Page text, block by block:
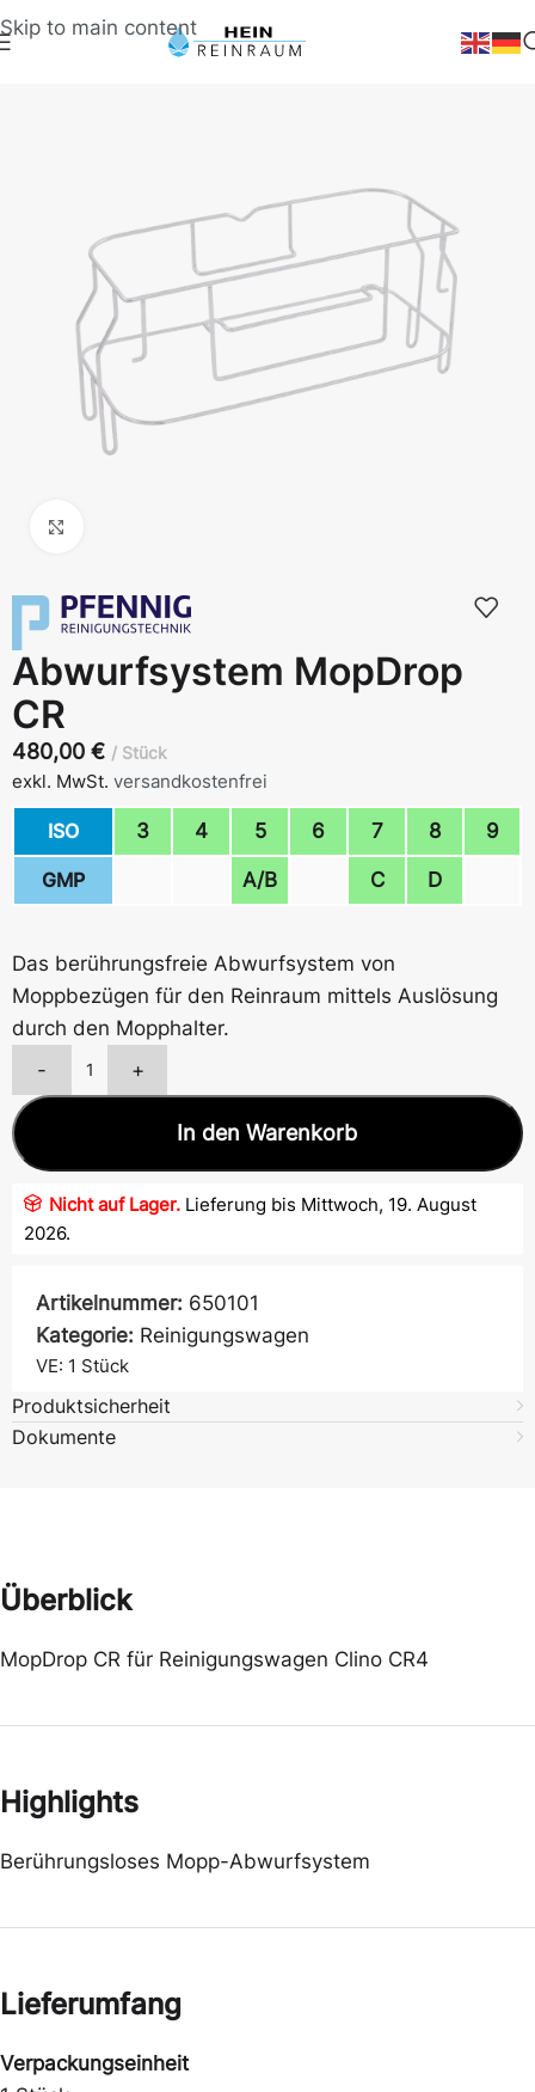
Skip to main content
Abwurfsystem MopDrop
CR
480,00 € Stück
exkl. MwSt. versandkostenfrei
ISO 3 4 5 6 7 8 9
GMP A/B C D
Das berührungsfreie Abwurfsystem von
Moppbezügen für den Reinraum mittels Auslösung
durch den Mopphalter.
-
+
In den Warenkorb
Nicht auf Lager. Lieferung bis Mittwoch, 19. August
2026.
Artikelnummer: 650101
Kategorie: Reinigungswagen
VE: 1 Stück
Produktsicherheit
Dokumente
Überblick
MopDrop CR für Reinigungswagen Clino CR4
Highlights
Berührungsloses Mopp-Abwurfsystem
Lieferumfang
Verpackungseinheit